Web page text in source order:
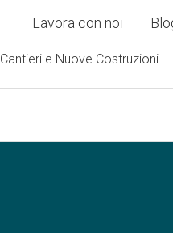
Lavora con noi
Cantieri e Nuove Costruzioni